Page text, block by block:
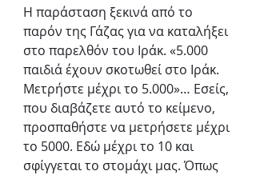
Η παράσταση ξεκινά από το
παρόν της Γάζας για να καταλήξει
στο παρελθόν του Ιράκ. «5.000
παιδιά έχουν σκοτωθεί στο Ιράκ.
Μετρήστε μέχρι το 5.000»… Εσείς,
που διαβάζετε αυτό το κείμενο,
προσπαθήστε να μετρήσετε μέχρι
το 5000. Εδώ μέχρι το 10 και
σφίγγεται το στομάχι μας. Όπως